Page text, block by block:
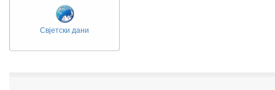
Свјетски дани